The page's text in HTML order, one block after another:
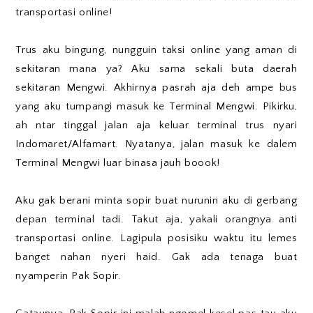
transportasi online!
Trus aku bingung, nungguin taksi online yang aman di
sekitaran mana ya? Aku sama sekali buta daerah
sekitaran Mengwi. Akhirnya pasrah aja deh ampe bus
yang aku tumpangi masuk ke Terminal Mengwi. Pikirku,
ah ntar tinggal jalan aja keluar terminal trus nyari
Indomaret/Alfamart. Nyatanya, jalan masuk ke dalem
Terminal Mengwi luar binasa jauh boook!
Aku gak berani minta sopir buat nurunin aku di gerbang
depan terminal tadi. Takut aja, yakali orangnya anti
transportasi online. Lagipula posisiku waktu itu lemes
banget nahan nyeri haid. Gak ada tenaga buat
nyamperin Pak Sopir.